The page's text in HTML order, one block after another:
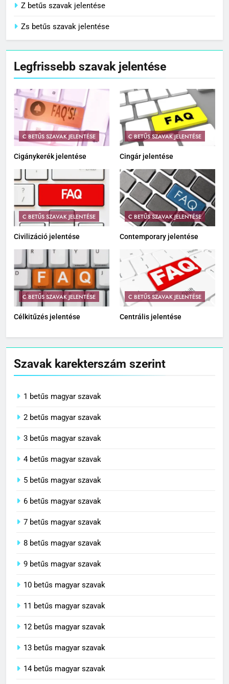
Z betűs szavak jelentése
Zs betűs szavak jelentése
Legfrissebb szavak jelentése
C BETŰS SZAVAK JELENTÉSE
Cigánykerék jelentése
C BETŰS SZAVAK JELENTÉSE
Cingár jelentése
C BETŰS SZAVAK JELENTÉSE
Civilizáció jelentése
C BETŰS SZAVAK JELENTÉSE
Contemporary jelentése
C BETŰS SZAVAK JELENTÉSE
Célkitűzés jelentése
C BETŰS SZAVAK JELENTÉSE
Centrális jelentése
Szavak karekterszám szerint
1 betűs magyar szavak
2 betűs magyar szavak
3 betűs magyar szavak
4 betűs magyar szavak
5 betűs magyar szavak
6 betűs magyar szavak
7 betűs magyar szavak
8 betűs magyar szavak
9 betűs magyar szavak
10 betűs magyar szavak
11 betűs magyar szavak
12 betűs magyar szavak
13 betűs magyar szavak
14 betűs magyar szavak